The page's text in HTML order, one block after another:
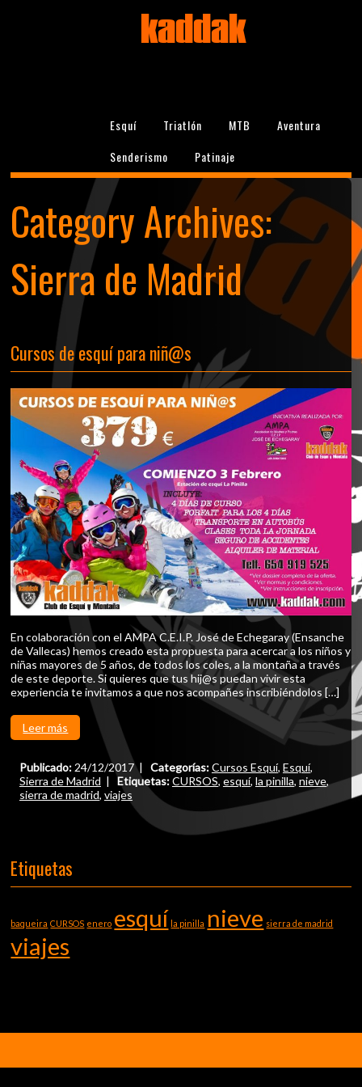
kaddak
Esquí Triatlón MTB
Aventura
Senderismo
Patinaje
Category Archives:
Sierra de Madrid
Cursos de esquí para niñ@s
En colaboración con el AMPA C.E.I.P. José de Echegaray (Ensanche
de Vallecas) hemos creado esta propuesta para acercar a los niños y
niñas mayores de 5 años, de todos los coles, a la montaña a través
de este deporte. Si quieres que tus hij@s puedan vivir esta
experiencia te invitamos a que nos acompañes inscribiéndolos […]
Leer más
Publicado: 24/12/2017 | Categorías:Cursos Esquí, Esquí,
Sierra de Madrid | Etiquetas:CURSOS, esquí, la pinilla, nieve,
sierra de madrid, viajes
Etiquetas
baqueira CURSOS enero esquí la pinilla nieve sierra de madrid
viajes